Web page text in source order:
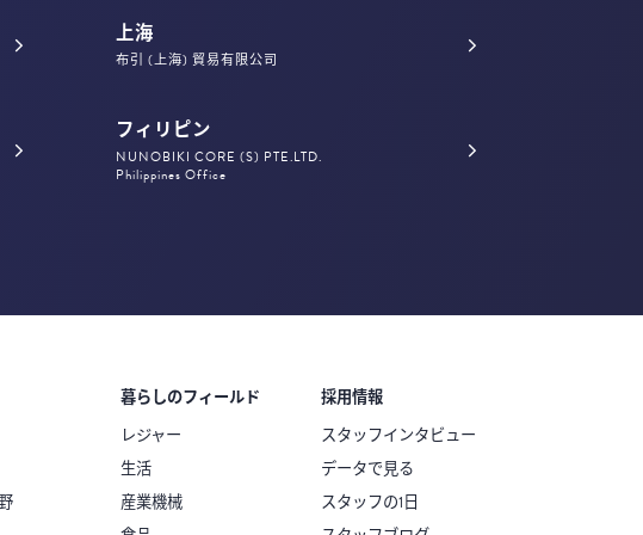
上海
布引 (上海) 貿易有限公司
フィリピン
NUNOBIKI CORE (S) PTE.LTD.
Philippines Office
暮らしのフィールド
レジャー
生活
産業機械
採用情報
スタッフインタビュー
データで見る
スタッフの1日